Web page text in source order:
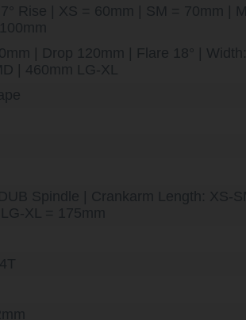
| Drop 120mm | Flare 18° | Width:
| 460mm LG-XL